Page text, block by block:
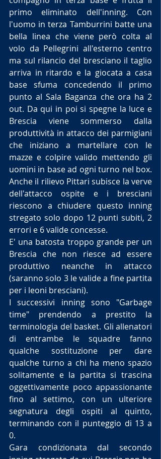
primo eliminato dell'inning. Con
l'uomo in terza Tamburrini batte una
bella linea che viene però colta al
volo da Pellegrini all'esterno centro
ma sul rilancio del bresciano il taglio
arriva in ritardo e la giocata a casa
base sfuma concedendo il primo
punto al Sala Baganza che ora ha 2
out. Da qui in poi si spegne la luce e
Brescia viene sommerso dalla
produttività in attacco dei parmigiani
che iniziano a martellare con le
mazze e colpire valido mettendo gli
uomini in base ad ogni turno nel box.
Anche il rilievo Pittari subisce la verve
dell'attacco ospite e i bresciani
riescono a chiudere questo inning
stregato solo dopo 12 punti subiti, 2
errori e 6 valide concesse.
E' una batosta troppo grande per un
Brescia che non riesce ad essere
produttivo neanche in attacco
(saranno solo 3 le valide a fine partita
per i leoni bresciani).
I successivi inning sono "Garbage
time" prendendo a prestito la
terminologia del basket. Gli allenatori
di entrambe le squadre fanno
qualche sostituzione per dare
qualche turno a chi ha meno spazio
solitamente e la partita si trascina
oggettivamente poco appassionante
fino al settimo, con un ulteriore
segnatura degli ospiti al quinto,
terminando con il punteggio di 13 a
0.
Gara condizionata dal secondo